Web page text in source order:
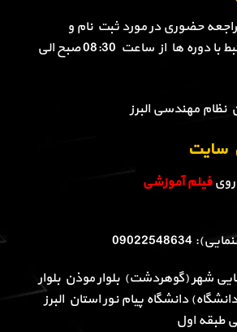
حضوری در مورد ثبت نام و
سوالات آموزشی مرتبط با دوره ها از ساعت 08:30 صبح الی
نظام مهندسی البرز
سایت
رویفیلم آموزشی
شهر (گوهردشت) بلوار موذن بلوار
دانشگاه پیام نور استان البرز
طبقه اول